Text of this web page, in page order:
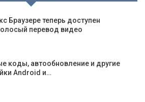
Браузере теперь доступен
перевод видео
коды, автообновление и другие
Android и…